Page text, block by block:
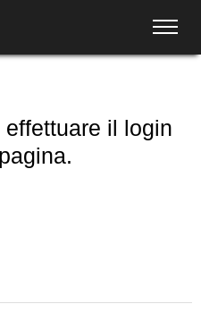
effettuare il login